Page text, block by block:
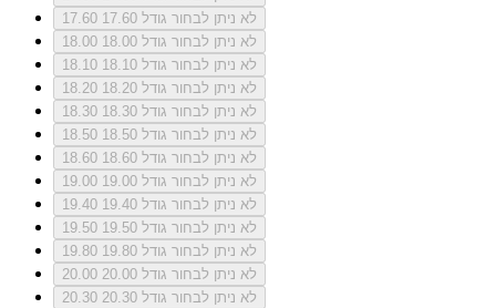
17.60
לא ניתן לבחור גודל 17.60
18.00
לא ניתן לבחור גודל 18.00
18.10
לא ניתן לבחור גודל 18.10
18.20
לא ניתן לבחור גודל 18.20
18.30
לא ניתן לבחור גודל 18.30
18.50
לא ניתן לבחור גודל 18.50
18.60
לא ניתן לבחור גודל 18.60
19.00
לא ניתן לבחור גודל 19.00
19.40
לא ניתן לבחור גודל 19.40
19.50
לא ניתן לבחור גודל 19.50
19.80
לא ניתן לבחור גודל 19.80
20.00
לא ניתן לבחור גודל 20.00
20.30
לא ניתן לבחור גודל 20.30